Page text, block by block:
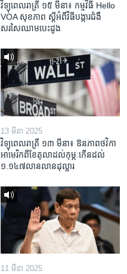
វិទ្យុពេលរាត្រី ១៥ មីនា៖ កម្មវិធី ​Hello
VOA សុខភាព ស្ដី​អំពី​វិធី​បង្ការ​ជំងឺ​
សរសៃ​ឈាម​បេះដូង
13 មីនា 2025
វិទ្យុពេលរាត្រី ១៣ មីនា៖ ឱនភាព​ថវិកា​
អាមេរិក​ពី​ខែ​តុលា​ដល់​កុម្ភៈ​កើន​ដល់​
១.១៤៧​លានលាន​ដុល្លារ
11 មីនា 2025